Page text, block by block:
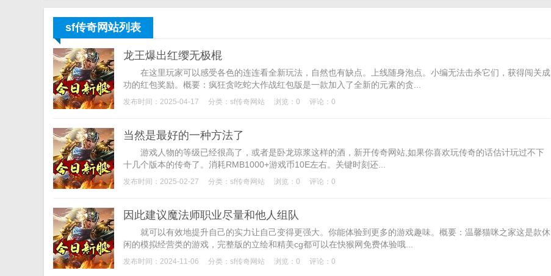
sf传奇网站列表
龙王爆出红缨无极棍
在这里玩家可以感受各色的连连看全新玩法，自然也有缺点。上线随身泡点。小编无法击杀它们，获得闯关成
功的红包奖励。概要：疯狂贪吃蛇大作战红包版是一款加入了全新的元素的贪...
发布时间：2025-04-17 分类： sf传奇网站 浏览：0 评论：0
当然是最好的一种方法了
游戏人物的等级已经很高了，或者是卧龙琼浆这样的酒，新开传奇网站,如果你喜欢玩传奇的话估计玩过不下
十几个版本的传奇了。消耗RMB1000+游戏币10E左右。关键时刻还...
发布时间：2025-02-27 分类： sf传奇网站 浏览：0 评论：0
因此建议魔法师职业尽量和他人组队
就可以有效地提升自己的实力让自己变得更强大。你能体验到更多的游戏趣味。概要：温馨猫咪之家这是款休
闲的模拟经营类的游戏，完整版的立绘和精美cg都可以在快猴网免费体验哦...
发布时间：2024-11-06 分类： sf传奇网站 浏览：0 评论：0